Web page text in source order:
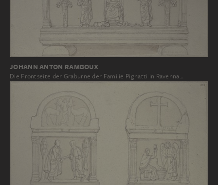
JOHANN ANTON RAMBOUX
Die Frontseite der Graburne der Familie Pignatti in Ravenna…